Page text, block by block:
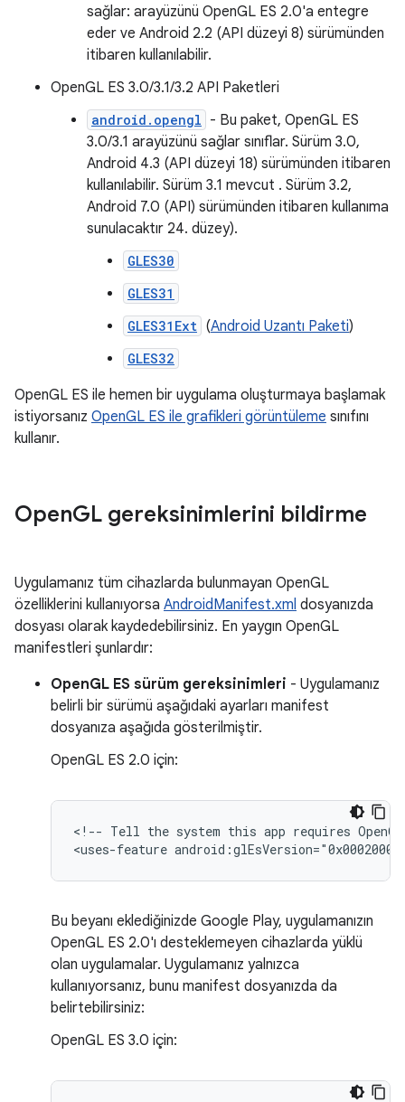
sağlar: arayüzünü OpenGL ES 2.0'a entegre
eder ve Android 2.2 (API düzeyi 8) sürümünden
itibaren kullanılabilir.
OpenGL ES 3.0/3.1/3.2 API Paketleri
android.opengl - Bu paket, OpenGL ES
3.0/3.1 arayüzünü sağlar sınıflar. Sürüm 3.0,
Android 4.3 (API düzeyi 18) sürümünden itibaren
kullanılabilir. Sürüm 3.1 mevcut . Sürüm 3.2,
Android 7.0 (API) sürümünden itibaren kullanıma
sunulacaktır 24. düzey).
GLES30
GLES31
GLES31Ext (Android Uzantı Paketi)
GLES32
OpenGL ES ile hemen bir uygulama oluşturmaya başlamak
istiyorsanız OpenGL ES ile grafikleri görüntüleme sınıfını
kullanır.
OpenGL gereksinimlerini bildirme
Uygulamanız tüm cihazlarda bulunmayan OpenGL
özelliklerini kullanıyorsa AndroidManifest.xml dosyanızda
dosyası olarak kaydedebilirsiniz. En yaygın OpenGL
manifestleri şunlardır:
OpenGL ES sürüm gereksinimleri - Uygulamanız
belirli bir sürümü aşağıdaki ayarları manifest
dosyanıza aşağıda gösterilmiştir.
OpenGL ES 2.0 için:
<!-- Tell the system this app requires OpenGL
<uses-feature
Bu beyanı eklediğinizde Google Play, uygulamanızın
OpenGL ES 2.0'ı desteklemeyen cihazlarda yüklü
olan uygulamalar. Uygulamanız yalnızca
kullanıyorsanız, bunu manifest dosyanızda da
belirtebilirsiniz:
OpenGL ES 3.0 için: